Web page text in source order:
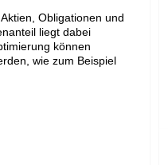
Obligationen und
liegt dabei
können
wie zum Beispiel